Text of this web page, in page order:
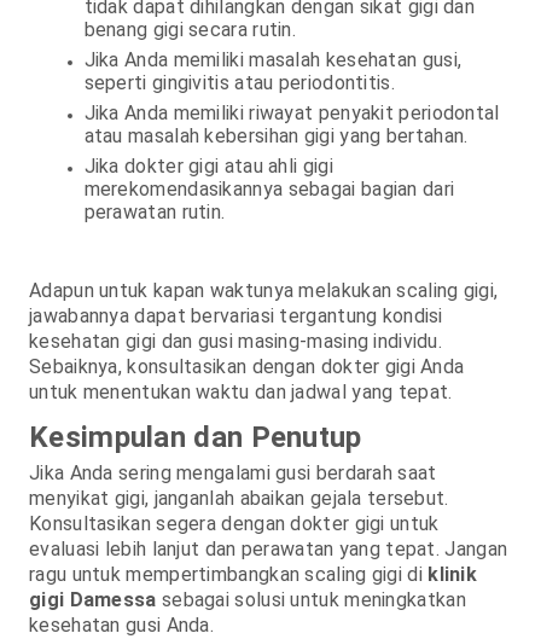
tidak dapat dihilangkan dengan sikat gigi dan
benang gigi secara rutin.
Jika Anda memiliki masalah kesehatan gusi,
seperti gingivitis atau periodontitis.
Jika Anda memiliki riwayat penyakit periodontal
atau masalah kebersihan gigi yang bertahan.
Jika dokter gigi atau ahli gigi
merekomendasikannya sebagai bagian dari
perawatan rutin.
Adapun untuk kapan waktunya melakukan scaling gigi,
jawabannya dapat bervariasi tergantung kondisi
kesehatan gigi dan gusi masing-masing individu.
Sebaiknya, konsultasikan dengan dokter gigi Anda
untuk menentukan waktu dan jadwal yang tepat.
Kesimpulan dan Penutup
Jika Anda sering mengalami gusi berdarah saat
menyikat gigi, janganlah abaikan gejala tersebut.
Konsultasikan segera dengan dokter gigi untuk
evaluasi lebih lanjut dan perawatan yang tepat. Jangan
ragu untuk mempertimbangkan scaling gigi di klinik
gigi Damessa sebagai solusi untuk meningkatkan
kesehatan gusi Anda.